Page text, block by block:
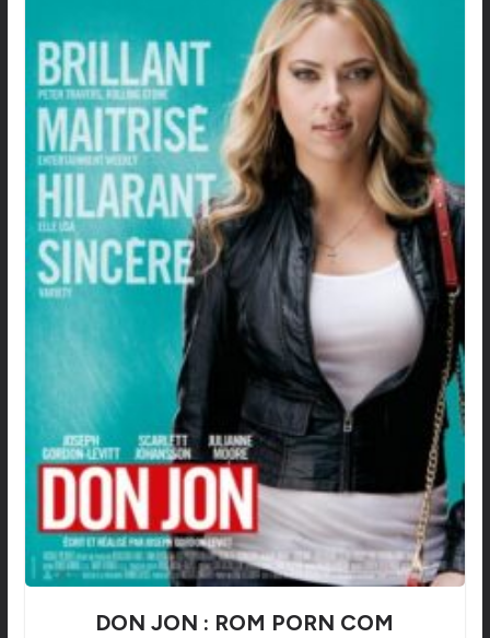
DON JON : ROM PORN COM